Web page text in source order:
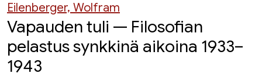
Eilenberger, Wolfram
Vapauden tuli — Filosofian
pelastus synkkinä aikoina 1933–
1943